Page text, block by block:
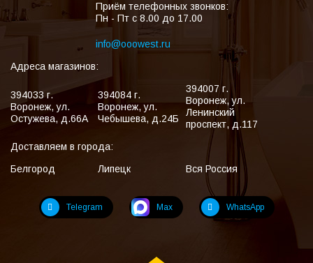
Приём телефонных звонков:
Пн - Пт с 8.00 до 17.00
info@ooowest.ru
Адреса магазинов:
394033 г.
Воронеж,ул.
Остужева, д.66А
394084 г.
Воронеж,ул.
Чебышева, д.24Б
394007 г.
Воронеж,ул.
Ленинский
проспект, д.117
Доставляем в города:
Белгород
Липецк Вся Россия
Telegram Max WhatsApp